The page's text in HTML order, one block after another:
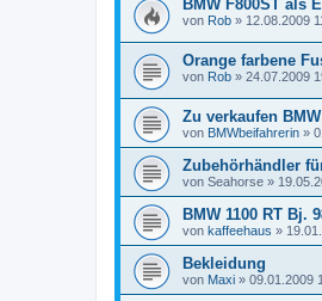
BMW F800ST als
von Rob » 12.08.2009
Orange farbene
von Rob » 24.07.2009
Zu verkaufen
von BMWbeifahrerin »
Zubehörhändler
von Seahorse »
BMW 1100 RT Bj.
von kaffeehaus »
Bekleidung
von Maxi » 09.01.2009